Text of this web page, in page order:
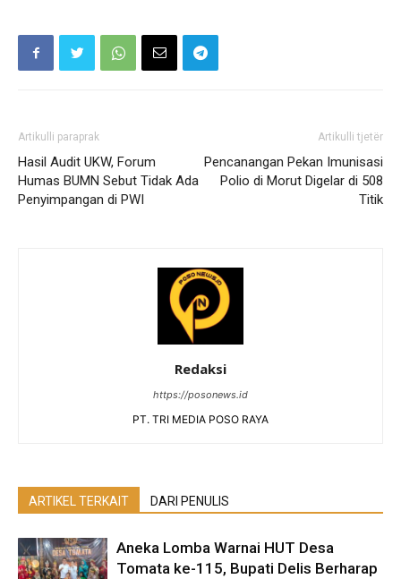
Artikulli paraprak
Hasil Audit UKW, Forum
Humas BUMN Sebut Tidak Ada
Penyimpangan di PWI
Artikulli tjetër
Pencanangan Pekan Imunisasi
Polio di Morut Digelar di 508
Titik
Redaksi
https://posonews.id
PT. TRI MEDIA POSO RAYA
ARTIKEL TERKAIT DARI PENULIS
Aneka Lomba Warnai HUT Desa
Tomata ke-115, Bupati Delis Berharap